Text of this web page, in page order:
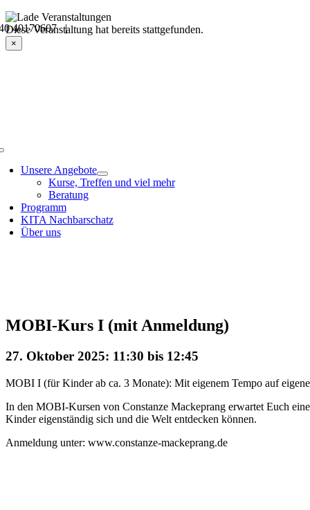
Skip
to
content
40170607 |
Unsere Angebote
Kurse, Treffen und viel mehr
Beratung
Programm
KITA Nachbarschatz
Über uns
Veranstaltungsdetails
Diese Veranstaltung hat bereits stattgefunden.
×
MOBI-Kurs I (mit Anmeldung)
27. Oktober 2025: 11:30 bis 12:45
MOBI I (für Kinder ab ca. 3 Monate): Mit eigenem Tempo auf
In den MOBI-Kursen von Constanze Mackeprang erwartet Euch
Kinder eigenständig sich und die Welt entdecken können.
Anmeldung unter: www.constanze-mackeprang.de